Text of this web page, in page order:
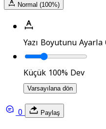
Normal (100%)
Yazı Boyutunu Ayarla
Küçük 100%Dev
Varsayılana dön
0 Paylaş